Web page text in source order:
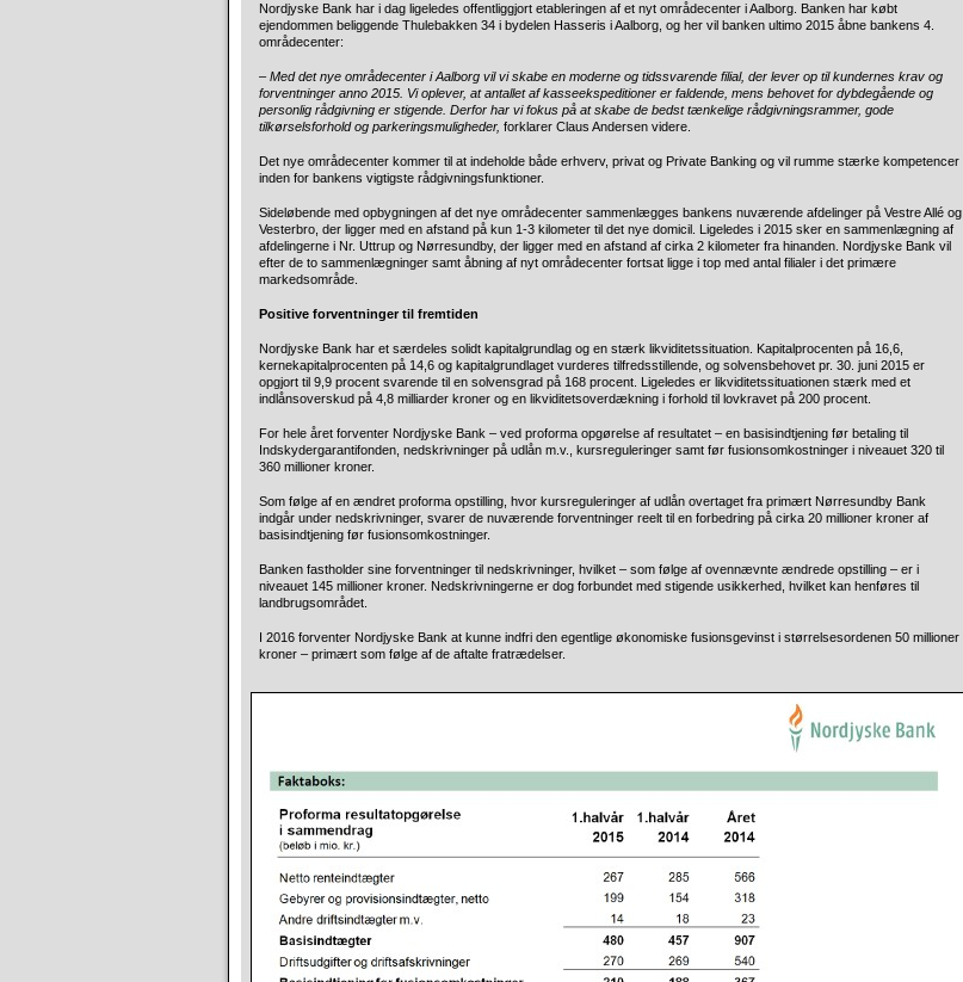
Nordjyske Bank har i dag ligeledes offentliggjort etableringen af et nyt områdecenter i Aalborg. Banken har købt
ejendommen beliggende Thulebakken 34 i bydelen Hasseris i Aalborg, og her vil banken ultimo 2015 åbne bankens 4.
områdecenter:
– Med det nye områdecenter i Aalborg vil vi skabe en moderne og tidssvarende filial, der lever op til kundernes krav og
forventninger anno 2015. Vi oplever, at antallet af kasseekspeditioner er faldende, mens behovet for dybdegående og
personlig rådgivning er stigende. Derfor har vi fokus på at skabe de bedst tænkelige rådgivningsrammer, gode
tilkørselsforhold og parkeringsmuligheder, forklarer Claus Andersen videre.
Det nye områdecenter kommer til at indeholde både erhverv, privat og Private Banking og vil rumme stærke kompetencer
inden for bankens vigtigste rådgivningsfunktioner.
Sideløbende med opbygningen af det nye områdecenter sammenlægges bankens nuværende afdelinger på Vestre Allé og
Vesterbro, der ligger med en afstand på kun 1-3 kilometer til det nye domicil. Ligeledes i 2015 sker en sammenlægning af
afdelingerne i Nr. Uttrup og Nørresundby, der ligger med en afstand af cirka 2 kilometer fra hinanden. Nordjyske Bank vil
efter de to sammenlægninger samt åbning af nyt områdecenter fortsat ligge i top med antal filialer i det primære
markedsområde.
Positive forventninger til fremtiden
Nordjyske Bank har et særdeles solidt kapitalgrundlag og en stærk likviditetssituation. Kapitalprocenten på 16,6,
kernekapitalprocenten på 14,6 og kapitalgrundlaget vurderes tilfredsstillende, og solvensbehovet pr. 30. juni 2015 er
opgjort til 9,9 procent svarende til en solvensgrad på 168 procent. Ligeledes er likviditetssituationen stærk med et
indlånsoverskud på 4,8 milliarder kroner og en likviditetsoverdækning i forhold til lovkravet på 200 procent.
For hele året forventer Nordjyske Bank – ved proforma opgørelse af resultatet – en basisindtjening før betaling til
Indskydergarantifonden, nedskrivninger på udlån m.v., kursreguleringer samt før fusionsomkostninger i niveauet 320 til
360 millioner kroner.
Som følge af en ændret proforma opstilling, hvor kursreguleringer af udlån overtaget fra primært Nørresundby Bank
indgår under nedskrivninger, svarer de nuværende forventninger reelt til en forbedring på cirka 20 millioner kroner af
basisindtjening før fusionsomkostninger.
Banken fastholder sine forventninger til nedskrivninger, hvilket – som følge af ovennævnte ændrede opstilling – er i
niveauet 145 millioner kroner. Nedskrivningerne er dog forbundet med stigende usikkerhed, hvilket kan henføres til
landbrugsområdet.
I 2016 forventer Nordjyske Bank at kunne indfri den egentlige økonomiske fusionsgevinst i størrelsesordenen 50 millioner
kroner – primært som følge af de aftalte fratrædelser.